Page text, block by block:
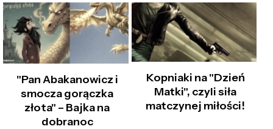
"Pan Abakanowicz i
smocza gorączka
złota" – Bajka na
dobranoc
Kopniaki na "Dzień
Matki", czyli siła
matczynej miłości!